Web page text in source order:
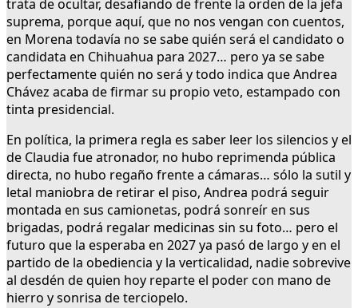
trata de ocultar, desafiando de frente la orden de la jefa
suprema, porque aquí, que no nos vengan con cuentos,
en Morena todavía no se sabe quién será el candidato o
candidata en Chihuahua para 2027… pero ya se sabe
perfectamente quién no será y todo indica que Andrea
Chávez acaba de firmar su propio veto, estampado con
tinta presidencial.
En política, la primera regla es saber leer los silencios y el
de Claudia fue atronador, no hubo reprimenda pública
directa, no hubo regaño frente a cámaras… sólo la sutil y
letal maniobra de retirar el piso, Andrea podrá seguir
montada en sus camionetas, podrá sonreír en sus
brigadas, podrá regalar medicinas sin su foto… pero el
futuro que la esperaba en 2027 ya pasó de largo y en el
partido de la obediencia y la verticalidad, nadie sobrevive
al desdén de quien hoy reparte el poder con mano de
hierro y sonrisa de terciopelo.